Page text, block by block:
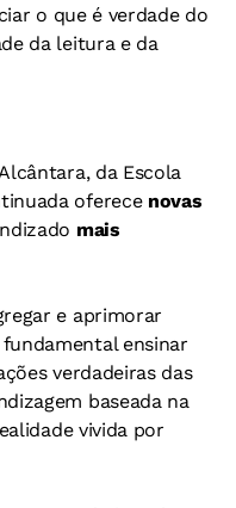
o que é verdade do
da leitura e da
da Escola
oferece novas
mais
e aprimorar
ensinar
verdadeiras das
baseada na
vivida por